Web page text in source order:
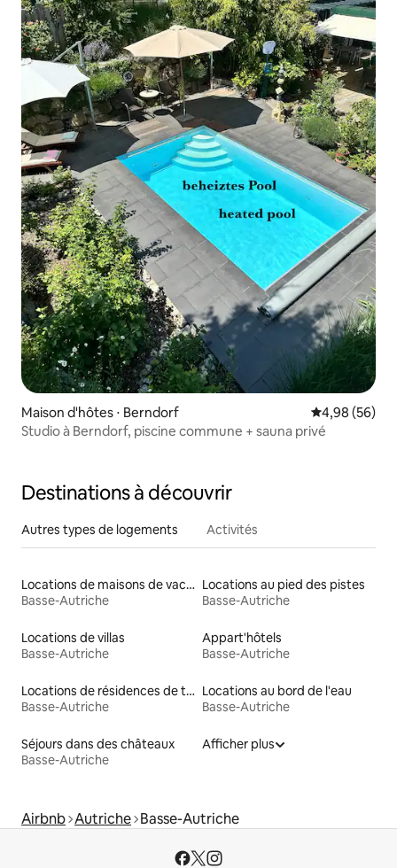
Maison d'hôtes ⋅ Berndorf Évaluation
4,98 (56)
Studio à Berndorf, piscine commune + sauna privé
Destinations à découvrir
Autres types de logements Activités
Locations de maisons de vacances
Basse-Autriche
Locations au pied des pistes
Basse-Autriche
Locations de villas
Basse-Autriche
Appart'hôtels
Basse-Autriche
Locations de résidences de tourisme
Basse-Autriche
Locations au bord de l'eau
Basse-Autriche
Séjours dans des châteaux
Basse-Autriche
Afficher plus
Airbnb Autriche Basse-Autriche